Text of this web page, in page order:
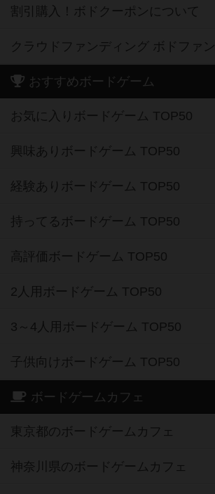
割引購入！ボドクーポンについて
クラウドファンディング ボドファン
おすすめボードゲーム
お気に入りボードゲーム TOP50
興味ありボードゲーム TOP50
経験ありボードゲーム TOP50
持ってるボードゲーム TOP50
高評価ボードゲーム TOP50
2人用ボードゲーム TOP50
3～4人用ボードゲーム TOP50
子供向けボードゲーム TOP50
ボードゲームカフェ
東京都のボードゲームカフェ
神奈川県のボードゲームカフェ